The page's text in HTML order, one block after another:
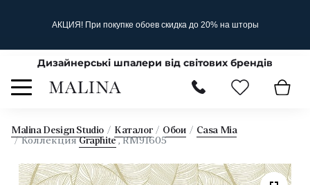
АКЦИЯ! При покупке обоев скидка до 20% на шторы
Дизайнерські шпалери від світових брендів
Malina Design Studio Каталог Обои
Casa Mia
Коллекция Graphite , RM91605